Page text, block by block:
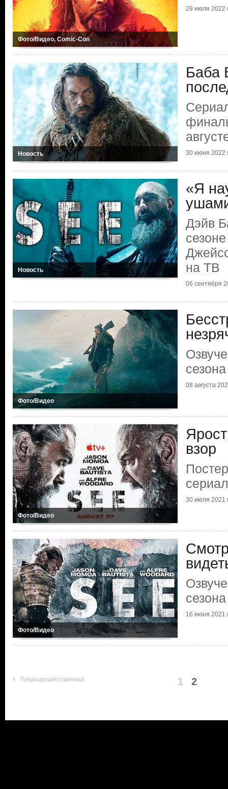
Фото/Видео, Comic-Con
29 июля 2022
Новость
Баба
30 июня 2022
Новость
«Я
Дэйв
на ТВ
06 сентября
Фото/Видео
08 августа
Фото/Видео
взор
30 июля 2021
Фото/Видео
16 июня 2021
Предыдущая страница 1 2